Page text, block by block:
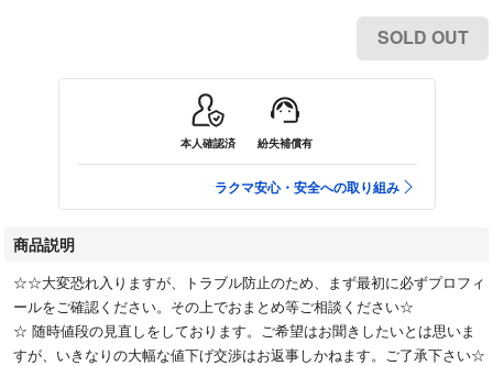
SOLD OUT
本人確認済 紛失補償有
ラクマ安心・安全への取り組み
商品説明
☆☆大変恐れ入りますが、トラブル防止のため、まず最初に必ずプロフィ
ールをご確認ください。その上でおまとめ等ご相談ください☆
☆ 随時値段の見直しをしております。ご希望はお聞きしたいとは思いま
すが、いきなりの大幅な値下げ交渉はお返事しかねます。ご了承下さい☆